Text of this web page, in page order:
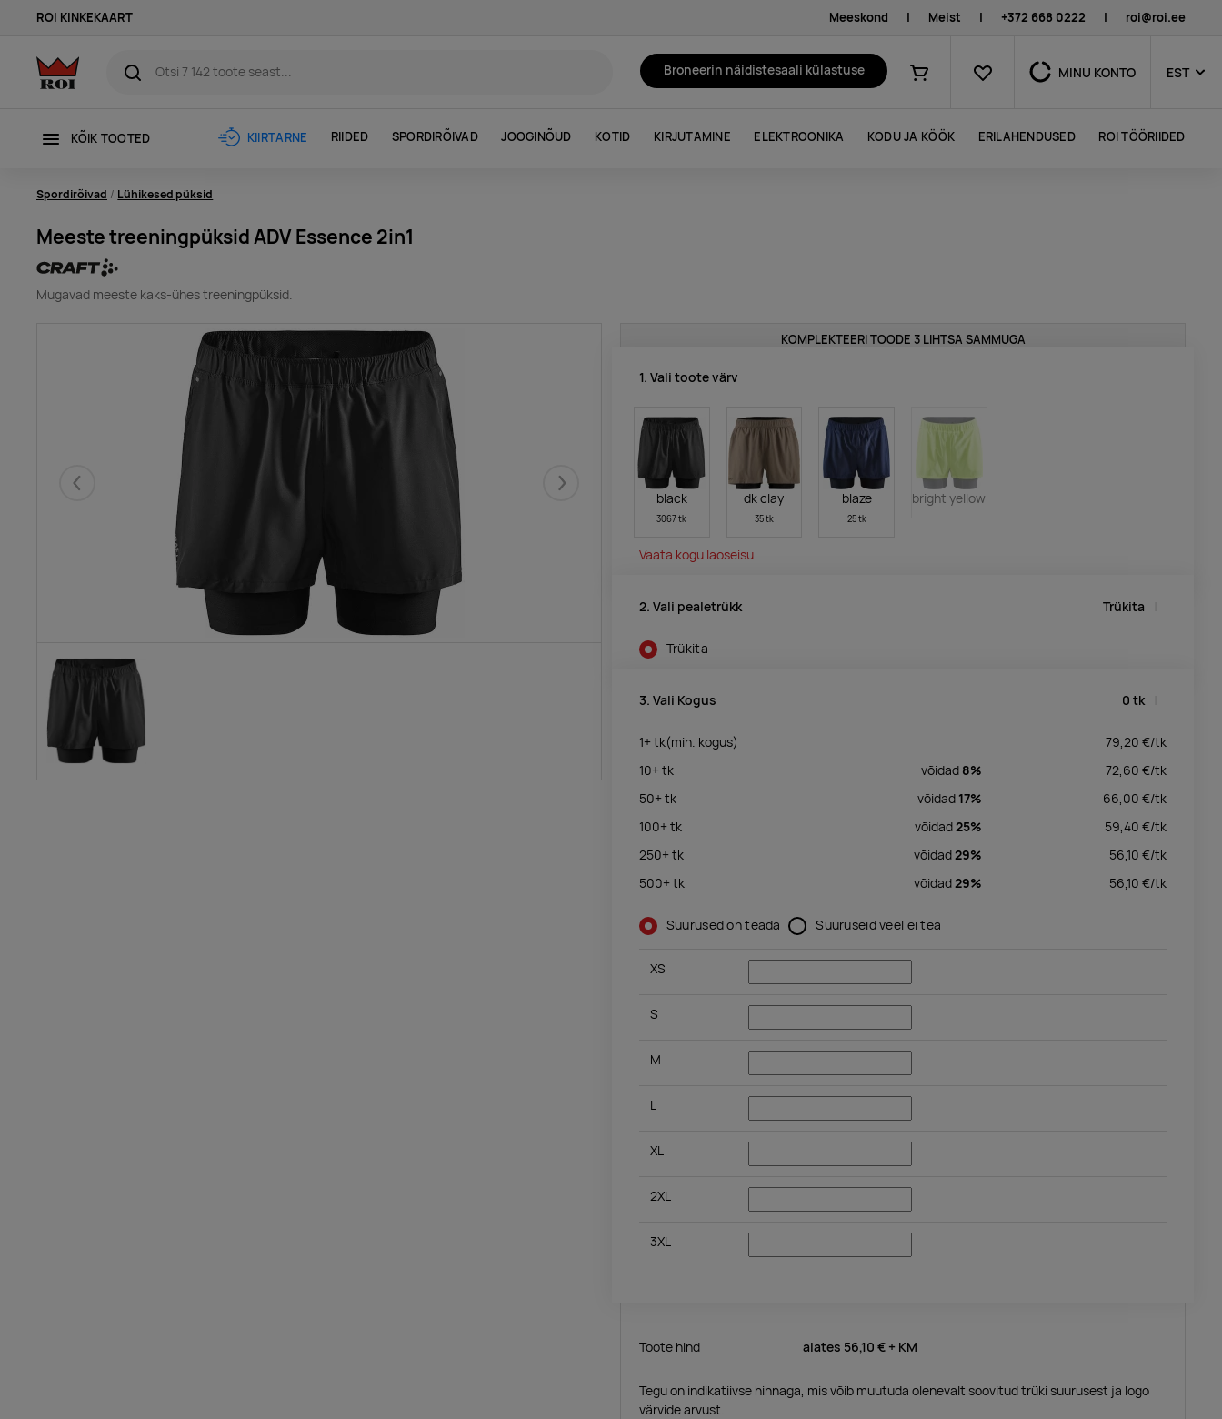
ROI KINKEKAART Meeskond | Meist | +372 668 0222 | roi@roi.ee
Broneerin näidistesaali külastuse
Ostukorv
Lemmikud MINU KONTO EST
KÕIK TOOTED KIIRTARNE RIIDED SPORDIRÕIVAD JOOGINÕUD KOTID KIRJUTAMINE ELEKTROONIKA KODU JA KÖÖK ERILAHENDUSED ROI TÖÖRIIDED
Spordirõivad Lühikesed püksid
Meeste treeningpüksid ADV Essence 2in1
Mugavad meeste kaks-ühes treeningpüksid.
Eelmised Järgmised
KOMPLEKTEERI TOODE 3 LIHTSA SAMMUGA
1. Vali toote värv
black
3067 tk
dk clay
35 tk
blaze
25 tk
bright yellow
Vaata kogu laoseisu
2. Vali pealetrükk Trükita
Trükita
3. Vali Kogus 0 tk
1+tk(min. kogus) 79,20 €/tk
10+tk võidad 8% 72,60 €/tk
50+tk võidad 17% 66,00 €/tk
100+tk võidad25% 59,40 €/tk
250+tk võidad29% 56,10 €/tk
500+tk võidad29% 56,10 €/tk
Suurused on teada Suuruseid veel ei tea
XS
S
M
L
XL
2XL
3XL
Toote hind alates 56,10 € + KM
Tegu on indikatiivse hinnaga, mis võib muutuda olenevalt soovitud trüki suurusest ja logo
värvide arvust.